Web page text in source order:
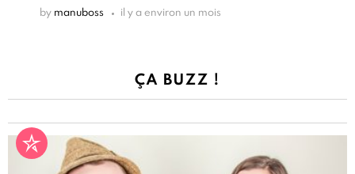
by manuboss il y a environ un mois
ÇA BUZZ !